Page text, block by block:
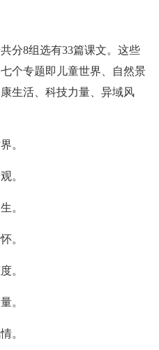
分8组选有33篇课文。这些
个专题即儿童世界、自然景
生活、科技力量、异域风
。
。
。
。
。
。
。